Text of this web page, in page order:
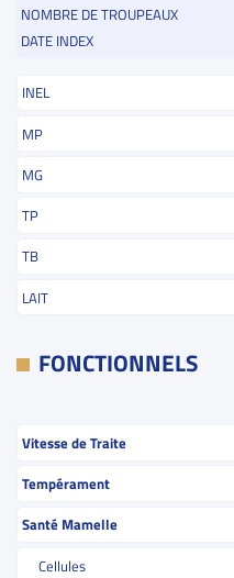
NOMBRE DE TROUPEAUX
DATE INDEX
INEL
MP
MG
TP
TB
LAIT
FONCTIONNELS
Vitesse de Traite
Tempérament
Santé Mamelle
Cellules